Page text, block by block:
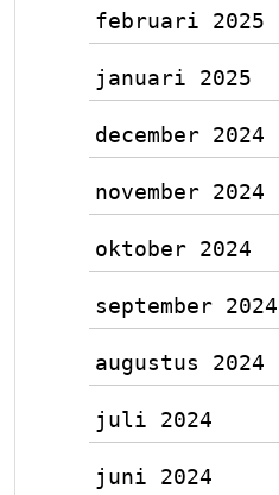
februari 2025
januari 2025
december 2024
november 2024
oktober 2024
september 2024
augustus 2024
juli 2024
juni 2024